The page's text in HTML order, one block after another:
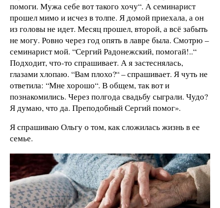
помоги. Мужа себе вот такого хочу“. А семинарист
прошел мимо и исчез в толпе. Я домой приехала, а он
из головы не идет. Месяц прошел, второй, а всё забыть
не могу. Ровно через год опять в лавре была. Смотрю –
семинарист мой. “Сергий Радонежский, помогай!..“
Подходит, что-то спрашивает. А я застеснялась,
глазами хлопаю. “Вам плохо?“ – спрашивает. Я чуть не
ответила: “Мне хорошо“. В общем, так вот и
познакомились. Через полгода свадьбу сыграли. Чудо?
Я думаю, что да. Преподобный Сергий помог».
Я спрашиваю Ольгу о том, как сложилась жизнь в ее
семье.